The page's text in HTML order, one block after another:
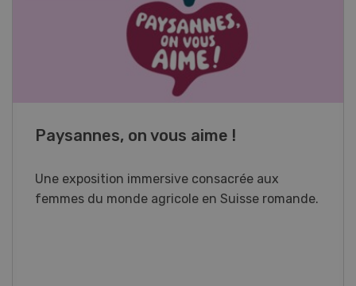
Cours spécialisé Aquaculture
Vous élevez des poissons ou songez à le faire?
Ce cours vous équipe du savoir nécessaire. Si